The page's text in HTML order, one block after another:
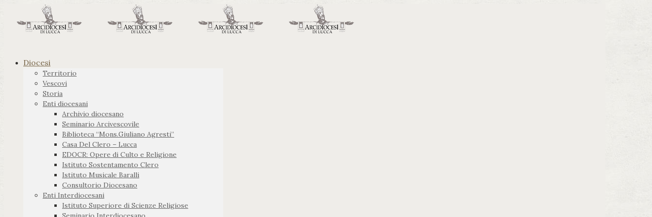
Diocesi
Territorio
Vescovi
Storia
Enti diocesani
Archivio diocesano
Seminario Arcivescovile
Biblioteca “Mons.Giuliano Agresti”
Casa Del Clero – Lucca
EDOCR: Opere di Culto e Religione
Istituto Sostentamento Clero
Istituto Musicale Baralli
Consultorio Diocesano
Enti Interdiocesani
Istituto Superiore di Scienze Religiose